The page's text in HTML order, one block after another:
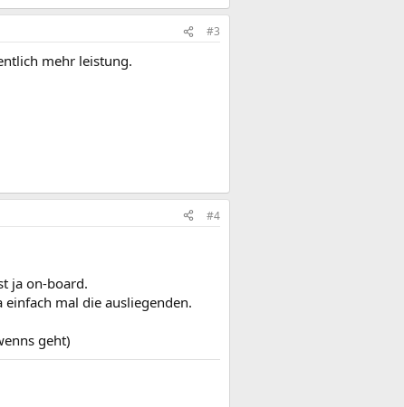
#3
mehr leistung.
#4
ja on-board.
mal die ausliegenden.
geht)